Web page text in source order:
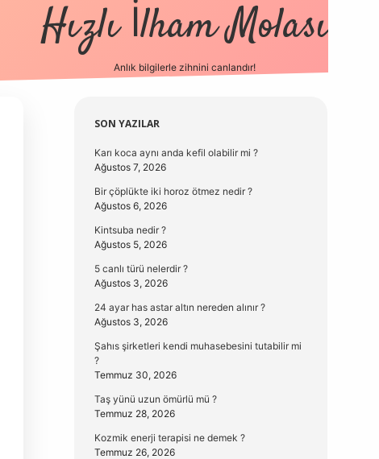
Hızlı İlham Molası
Anlık bilgilerle zihnini canlandır!
Sidebar
SON YAZILAR
Karı koca aynı anda kefil olabilir mi ?
Ağustos 7, 2026
Bir çöplükte iki horoz ötmez nedir ?
Ağustos 6, 2026
Kintsuba nedir ?
Ağustos 5, 2026
5 canlı türü nelerdir ?
Ağustos 3, 2026
24 ayar has astar altın nereden alınır ?
Ağustos 3, 2026
Şahıs şirketleri kendi muhasebesini tutabilir mi
?
Temmuz 30, 2026
Taş yünü uzun ömürlü mü ?
Temmuz 28, 2026
Kozmik enerji terapisi ne demek ?
Temmuz 26, 2026